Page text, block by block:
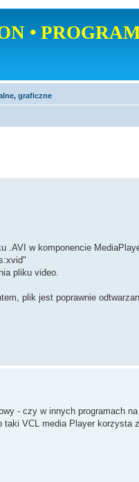
•
graficzne
.AVI w komponencie
pliku video.
plik jest poprawnie
- czy w innych programach
VCL media Player korzysta z